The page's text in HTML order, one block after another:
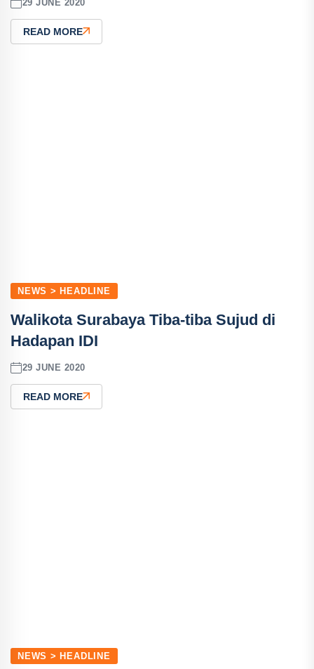
29 JUNE 2020
READ MORE
NEWS > HEADLINE
Walikota Surabaya Tiba-tiba Sujud di
Hadapan IDI
29 JUNE 2020
READ MORE
NEWS > HEADLINE